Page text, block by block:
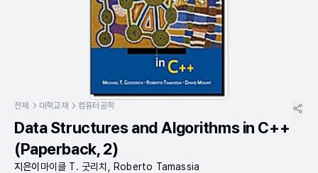
전체 대학교재 컴퓨터공학
Data Structures and Algorithms in C++
(Paperback, 2)
지은이 마이클 T. 굿리치, Roberto Tamassia